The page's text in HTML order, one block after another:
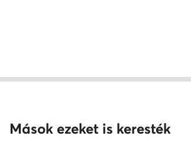
Mások ezeket is keresték